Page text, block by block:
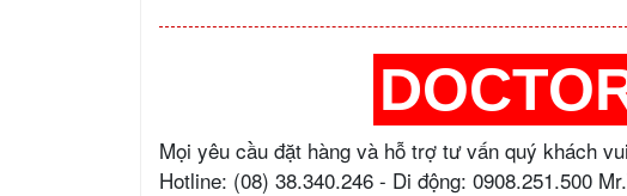
Mọi yêu cầu đặt hàng và hỗ trợ tư vấn quý khách
Hotline: (08) 38.340.246 - Di động: 0908.251.500